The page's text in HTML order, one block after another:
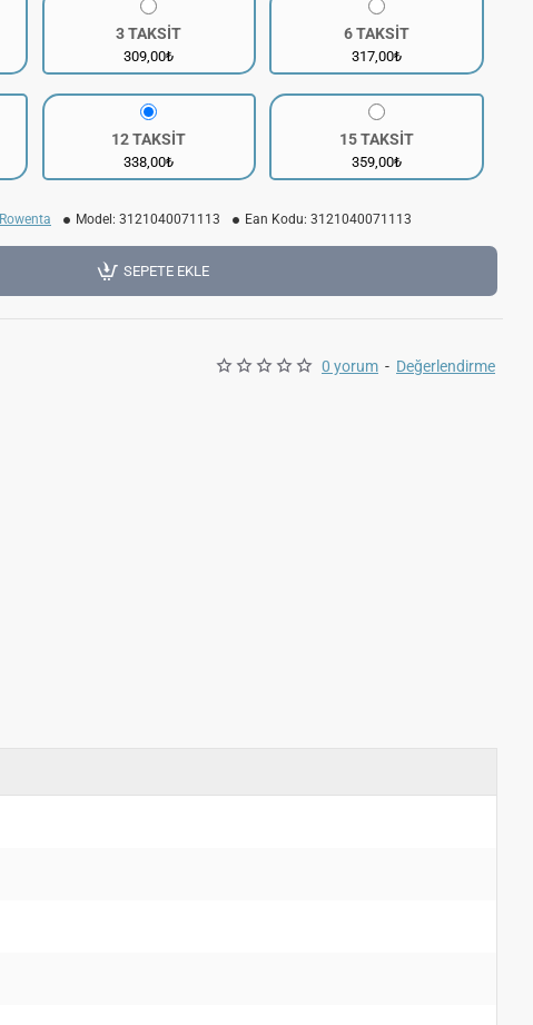
0 yorum - Değerlendirme
3 TAKSİT
309,00₺
6 TAKSİT
317,00₺
12 TAKSİT
338,00₺
15 TAKSİT
359,00₺
Rowenta Model: 3121040071113 Ean Kodu: 3121040071113
SEPETE EKLE